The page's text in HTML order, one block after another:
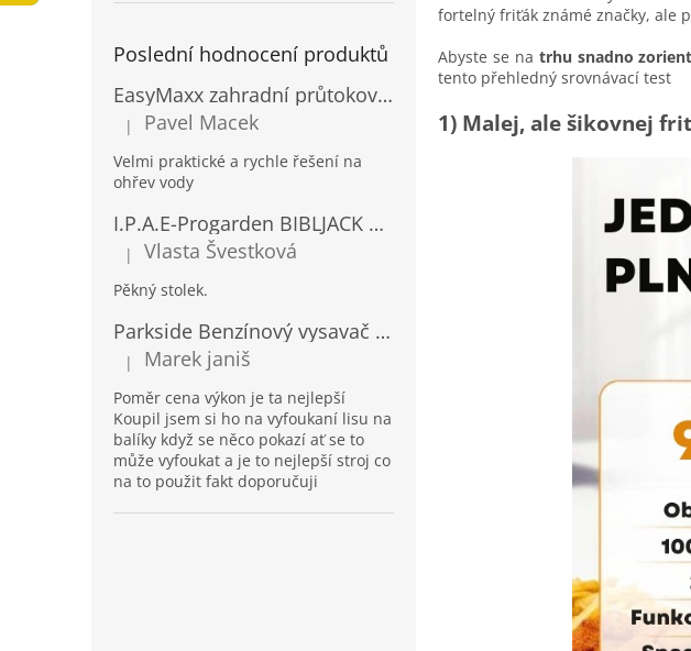
Poslední hodnocení produktů
EasyMaxx zahradní průtokový ohřívač vody 04900
Hodnocení produktu je 5 z 5 hvězdiček.
| Pavel Macek
Velmi praktické a rychle řešení na
ohřev vody
I.P.A.E-Progarden BIBLJACK Zahradní plastový stůl JACK RATAN antracitový
Hodnocení produktu je 5 z 5 hvězdiček.
| Vlasta Švestková
Pěkný stolek.
Parkside Benzínový vysavač a foukač listí PBLS 26 B2
Hodnocení produktu je 5 z 5 hvězdiček.
| Marek janiš
Poměr cena výkon je ta nejlepší
Koupil jsem si ho na vyfoukaní lisu na
balíky když se něco pokazí ať se to
může vyfoukat a je to nejlepší stroj co
na to použit fakt doporučuji
fortelný friťák známé značky, ale
Abyste se na trhu snadno
tento přehledný srovnávací test
1) Malej, ale šikovnej